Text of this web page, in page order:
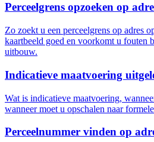
Perceelgrens opzoeken op
Zo zoekt u een perceelgrens op adres
kaartbeeld goed en voorkomt u fouten
uitbouw.
Indicatieve maatvoering
Wat is indicatieve maatvoering,
wanneer moet u opschalen naar
Perceelnummer vinden op